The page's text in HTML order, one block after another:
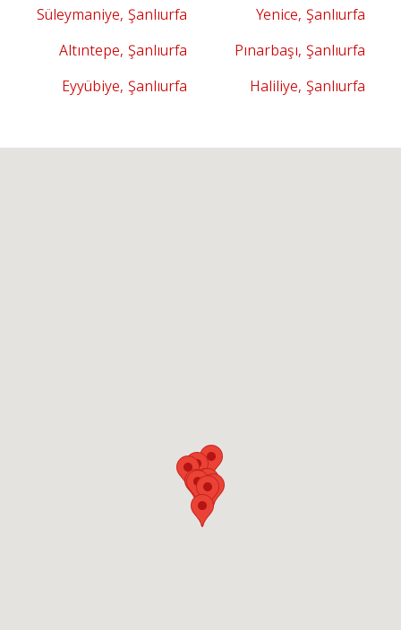
Yenice, Şanlıurfa
Süleymaniye, Şanlıurfa
Pınarbaşı, Şanlıurfa
Altıntepe, Şanlıurfa
Haliliye, Şanlıurfa
Eyyübiye, Şanlıurfa